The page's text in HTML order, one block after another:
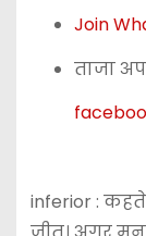
Join
ताजा
inferior :